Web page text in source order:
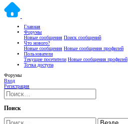
Главная
Форумы
Новые сообщения Поиск сообщений
Что нового?
Новые сообщения Новые сообщения профилей
Пользователи
Текущие посетители Новые сообщения профилей
Точка доступа
Форумы
Вход
Регистрация
Поиск